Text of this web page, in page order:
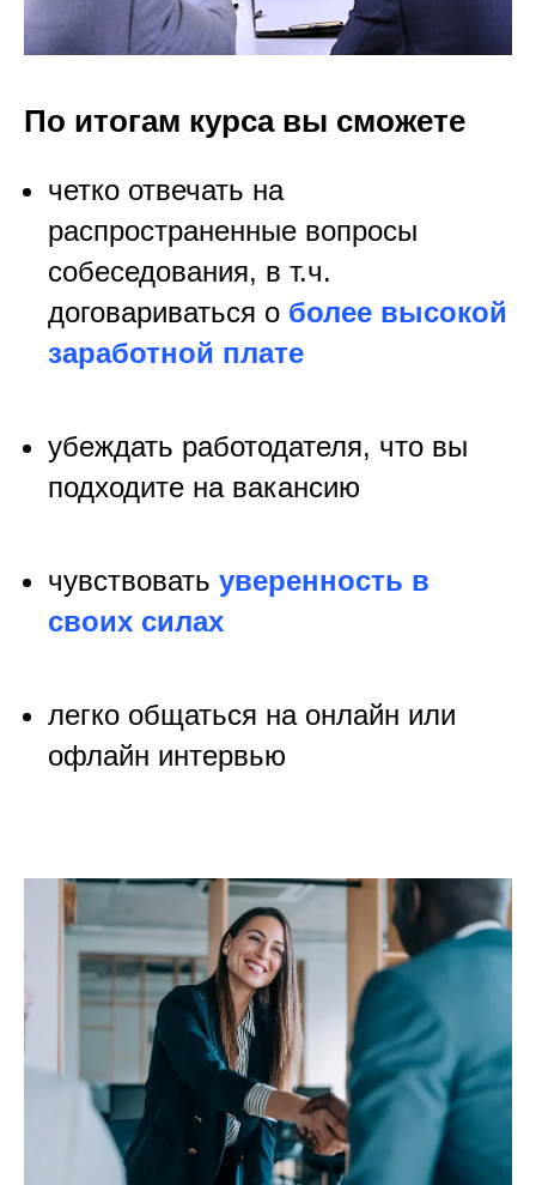
По итогам курса вы сможете
четко отвечать на
распространенные вопросы
собеседования, в т.ч.
договариваться о более высокой
заработной плате
убеждать работодателя, что вы
подходите на вакансию
чувствовать уверенность в
своих силах
легко общаться на онлайн или
офлайн интервью